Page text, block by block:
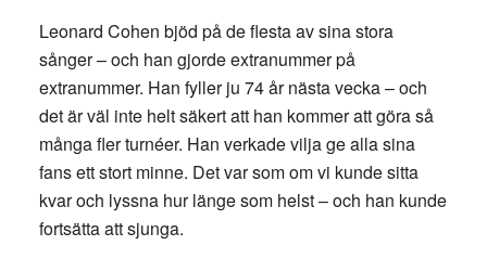
Leonard Cohen bjöd på de flesta av sina stora
sånger – och han gjorde extranummer på
extranummer. Han fyller ju 74 år nästa vecka – och
det är väl inte helt säkert att han kommer att göra så
många fler turnéer. Han verkade vilja ge alla sina
fans ett stort minne. Det var som om vi kunde sitta
kvar och lyssna hur länge som helst – och han kunde
fortsätta att sjunga.